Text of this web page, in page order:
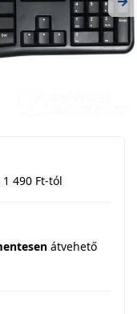
490 Ft-tól
átvehető